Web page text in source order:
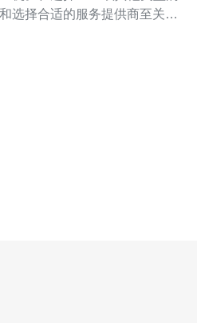
选择合适的服务提供商至关重
了解香港服务器的